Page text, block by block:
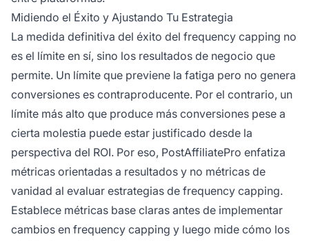
Midiendo el Éxito y Ajustando Tu Estrategia
La medida definitiva del éxito del frequency capping no
es el límite en sí, sino los resultados de negocio que
permite. Un límite que previene la fatiga pero no genera
conversiones es contraproducente. Por el contrario, un
límite más alto que produce más conversiones pese a
cierta molestia puede estar justificado desde la
perspectiva del ROI. Por eso, PostAffiliatePro enfatiza
métricas orientadas a resultados y no métricas de
vanidad al evaluar estrategias de frequency capping.
Establece métricas base claras antes de implementar
cambios en frequency capping y luego mide cómo los